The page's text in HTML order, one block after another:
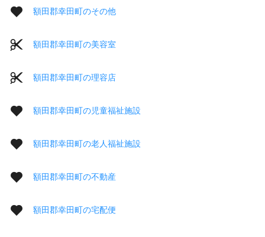
額田郡幸田町のその他
額田郡幸田町の美容室
額田郡幸田町の理容店
額田郡幸田町の児童福祉施設
額田郡幸田町の老人福祉施設
額田郡幸田町の不動産
額田郡幸田町の宅配便